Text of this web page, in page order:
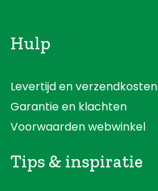
Hulp
Levertijd en verzendkosten
Garantie en klachten
Voorwaarden webwinkel
Tips & inspiratie